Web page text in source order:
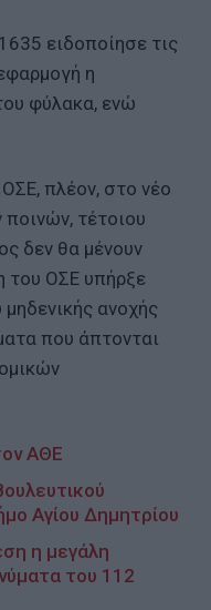
ειδοποίησε τις
η
φύλακα, ενώ
πλέον, στο νέο
τέτοιου
δεν θα μένουν
του ΟΣΕ υπήρξε
ανοχής
που άπτονται
ΑΘΕ
Αγίου Δημητρίου
η μεγάλη
του 112